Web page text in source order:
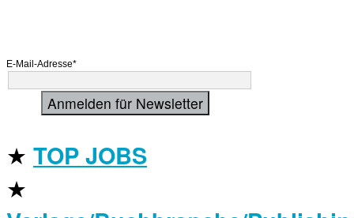
E-Mail-Adresse*
Anmelden für Newsletter
★ TOP JOBS
★